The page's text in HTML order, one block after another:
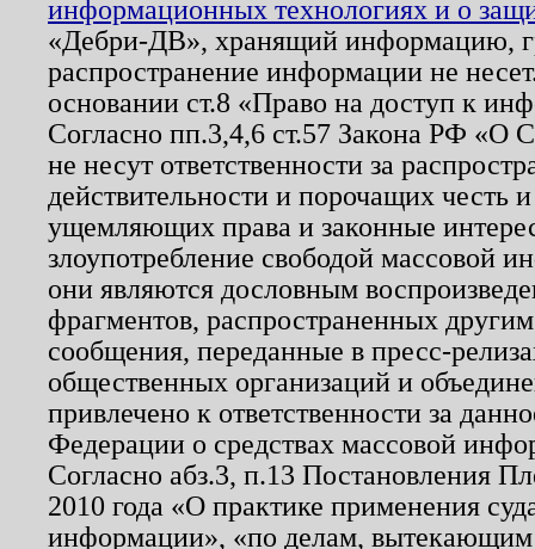
информационных технологиях и о
«Дебри-ДВ», хранящий информацию,
распространение информации не
основании ст.8 «Право на доступ к
Согласно пп.3,4,6 ст.57 Закона РФ «О
не несут ответственности за
действительности и порочащих честь
ущемляющих права и законные
злоупотребление свободой массовой
они являются дословным
фрагментов, распространенных
сообщения, переданные в пресс-
общественных организаций и
привлечено к ответственности за
Федерации о средствах массовой
Согласно абз.3, п.13 Постановления
2010 года «О практике применения
информации», «по делам, вытекающим